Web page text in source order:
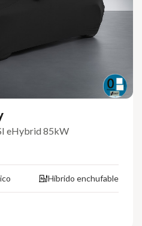
eHybrid 85kW
Híbrido enchufable